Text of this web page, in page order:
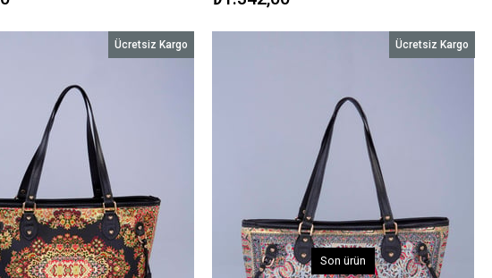
Ücretsiz Kargo Ücretsiz Kargo
Son ürün